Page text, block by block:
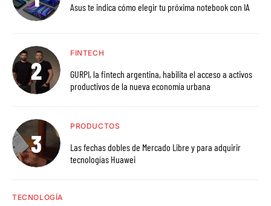
Asus te indica cómo elegir tu próxima notebook con IA
FINTECH
GURPI, la fintech argentina, habilita el acceso a activos
productivos de la nueva economía urbana
PRODUCTOS
Las fechas dobles de Mercado Libre y para adquirir
tecnologías Huawei
TECNOLOGÍA